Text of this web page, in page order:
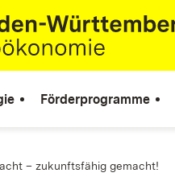
Förderprogramme
– zukunftsfähig gemacht!